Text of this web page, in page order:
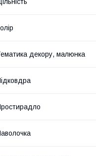
декору, малюнка